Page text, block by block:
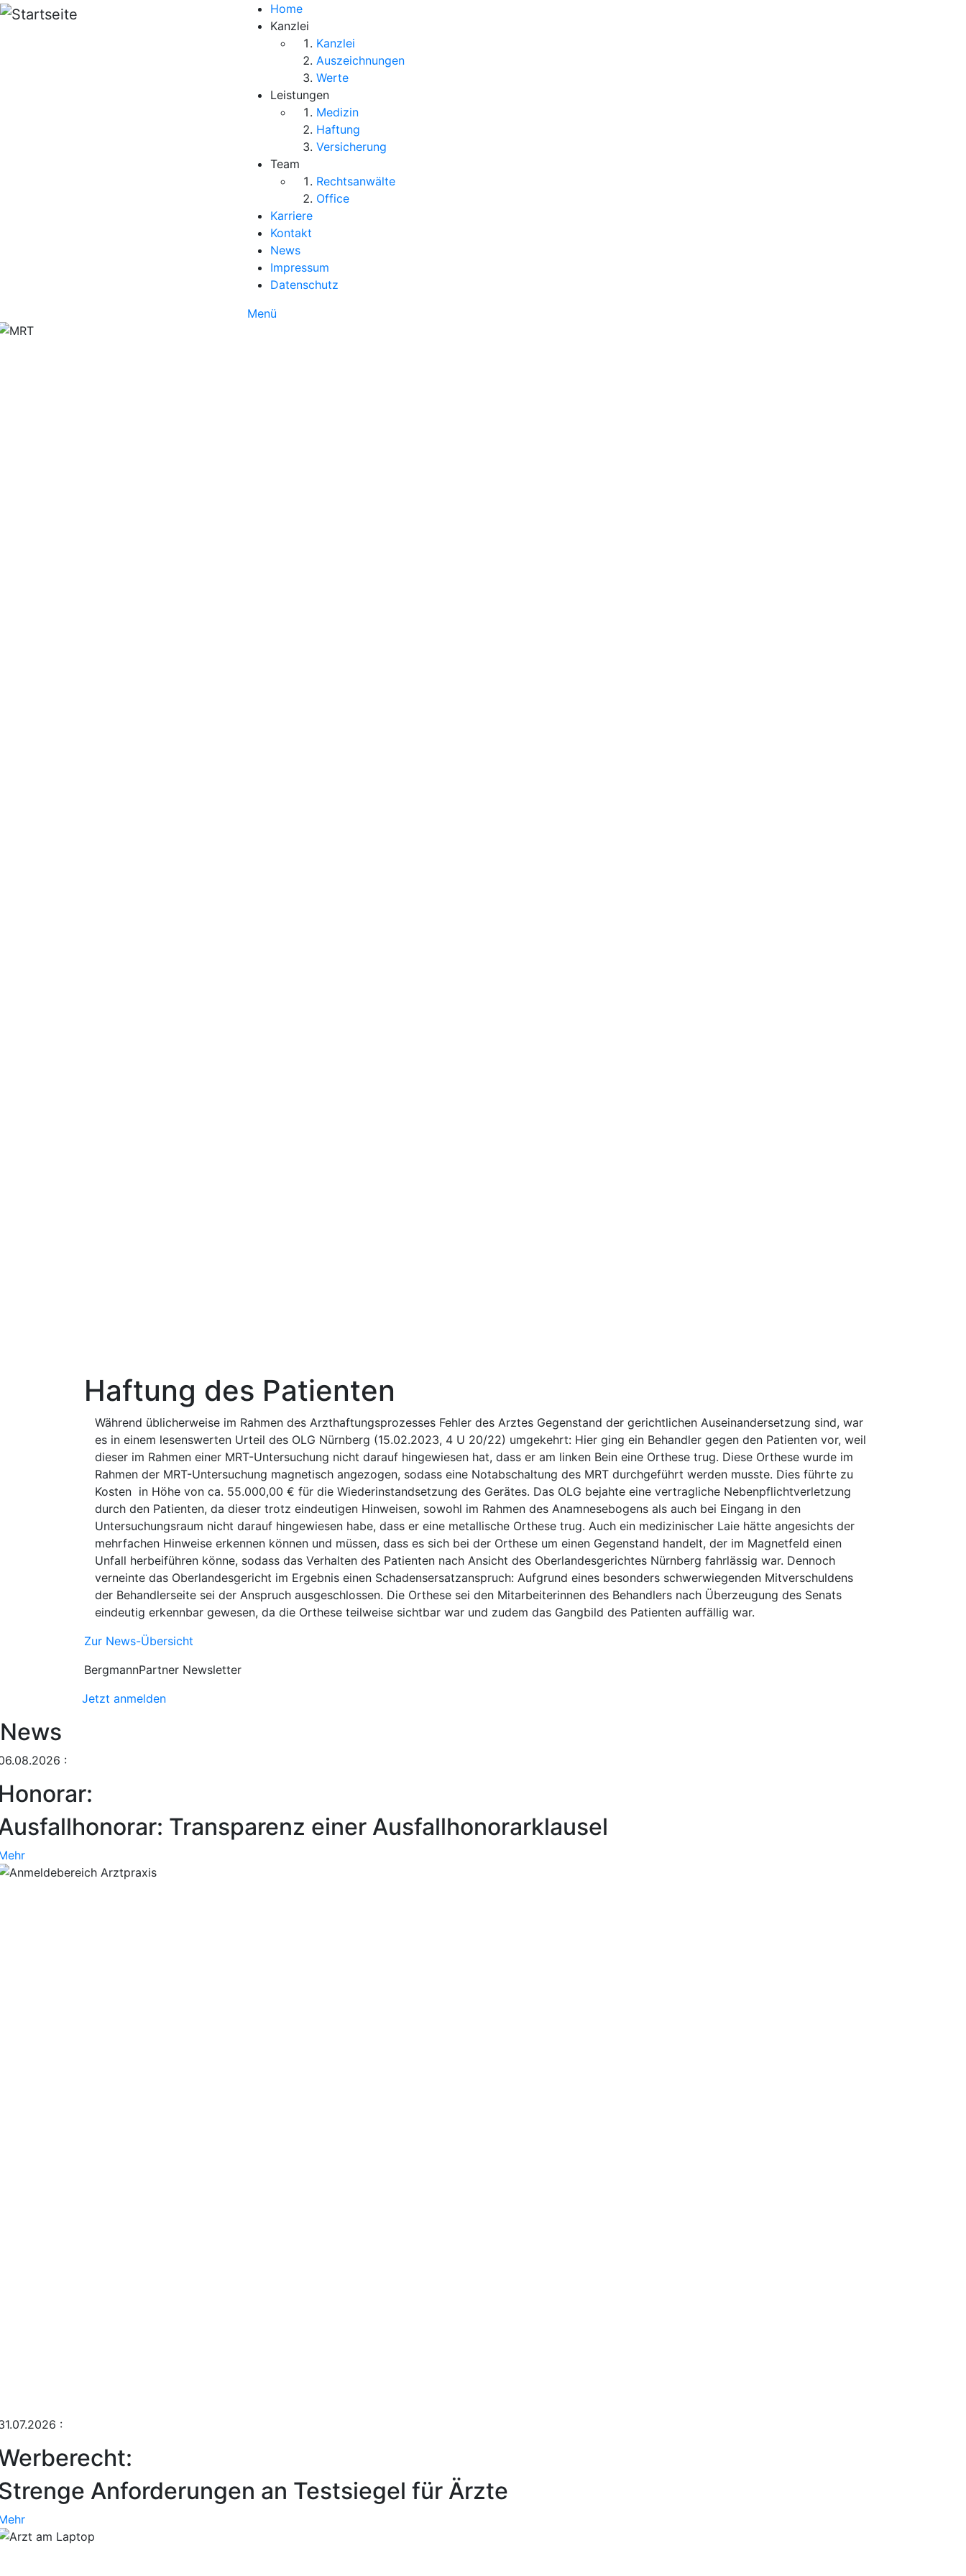
Direkt zum Inhalt
Home
Kanzlei
Kanzlei
Auszeichnungen
Werte
Leistungen
Medizin
Haftung
Versicherung
Team
Rechtsanwälte
Office
Karriere
Kontakt
News
Impressum
Datenschutz
Menü
Haftung des Patienten
Während üblicherweise im Rahmen des Arzthaftungsprozesses Fehler des Arztes Gegenstand der gerichtlichen Auseinandersetzung sind, war
es in einem lesenswerten Urteil des OLG Nürnberg (15.02.2023, 4 U 20/22) umgekehrt: Hier ging ein Behandler gegen den Patienten vor, weil
dieser im Rahmen einer MRT-Untersuchung nicht darauf hingewiesen hat, dass er am linken Bein eine Orthese trug. Diese Orthese wurde im
Rahmen der MRT-Untersuchung magnetisch angezogen, sodass eine Notabschaltung des MRT durchgeführt werden musste. Dies führte zu
Kosten in Höhe von ca. 55.000,00 € für die Wiederinstandsetzung des Gerätes. Das OLG bejahte eine vertragliche Nebenpflichtverletzung
durch den Patienten, da dieser trotz eindeutigen Hinweisen, sowohl im Rahmen des Anamnesebogens als auch bei Eingang in den
Untersuchungsraum nicht darauf hingewiesen habe, dass er eine metallische Orthese trug. Auch ein medizinischer Laie hätte angesichts der
mehrfachen Hinweise erkennen können und müssen, dass es sich bei der Orthese um einen Gegenstand handelt, der im Magnetfeld einen
Unfall herbeiführen könne, sodass das Verhalten des Patienten nach Ansicht des Oberlandesgerichtes Nürnberg fahrlässig war. Dennoch
verneinte das Oberlandesgericht im Ergebnis einen Schadensersatzanspruch: Aufgrund eines besonders schwerwiegenden Mitverschuldens
der Behandlerseite sei der Anspruch ausgeschlossen. Die Orthese sei den Mitarbeiterinnen des Behandlers nach Überzeugung des Senats
eindeutig erkennbar gewesen, da die Orthese teilweise sichtbar war und zudem das Gangbild des Patienten auffällig war.
Zur News-Übersicht
BergmannPartner Newsletter
Jetzt anmelden
News
:
Transparenz einer Ausfallhonorarklausel
:
Anforderungen an Testsiegel für Ärzte